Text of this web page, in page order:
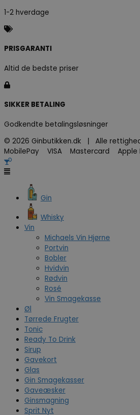
1-2 hverdage
PRISGARANTI
Altid de bedste priser
SIKKER BETALING
Godkendte betalingsløsninger
© 2026 Ginbutikken.dk | Alle
MobilePay VISA Mastercard Apple
Gin
Whisky
Vin
Michaels Vin Hjørne
Portvin
Bobler
Hvidvin
Rødvin
Rosé
Vin Smagekasse
Øl
Tørrede Frugter
Tonic
Ready To Drink
Sirup
Gavekort
Glas
Gin Smagekasser
Gaveæsker
Ginsmagning
Sprit Nyt